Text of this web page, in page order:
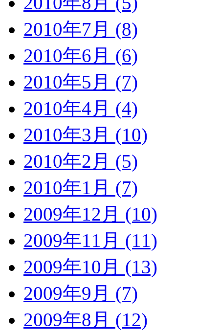
2010年7月 (8)
2010年6月 (6)
2010年5月 (7)
2010年4月 (4)
2010年3月 (10)
2010年2月 (5)
2010年1月 (7)
2009年12月 (10)
2009年11月 (11)
2009年10月 (13)
2009年9月 (7)
2009年8月 (12)